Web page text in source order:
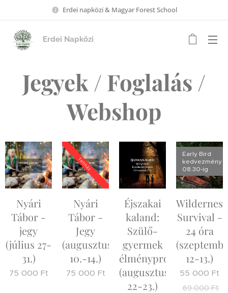
Erdei napközi & Magyar Forest School
Erdei Napközi
Jegyek / Foglalás /
Webshop
Nyári
Tábor -
jegy
(július 27-
31.)
75 000 Ft
Nyári
Tábor -
Jegy
(augusztus
10.-14.)
75 000 Ft
Éjszakai
kaland:
Szülő-
gyermek
élményprogram
(augusztus
22-23.)
Wilderness
Survival -
24 óra
12-13.)
Early Bird
kedvezmény
08.30-ig
55 000 Ft
69 000Ft